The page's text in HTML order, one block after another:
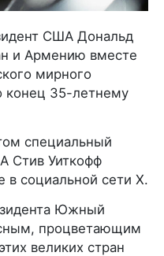
США Дональд
и Армению вместе
мирного
конец 35-летнему
специальный
Стив Уиткофф
в социальной сети X.
Южный
процветающим
великих стран